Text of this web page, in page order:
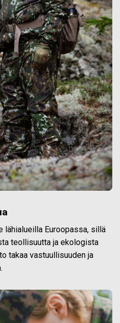
lähialueilla Euroopassa, sillä
teollisuutta ja ekologista
takaa vastuullisuuden ja